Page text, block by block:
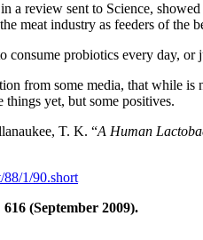
review sent to Science,
meat industry as feeders of the
consume probiotics every day, or
from some media, that while
things yet, but some positives.
T. K. “A Human
88/1/90.short
616 (September 2009).